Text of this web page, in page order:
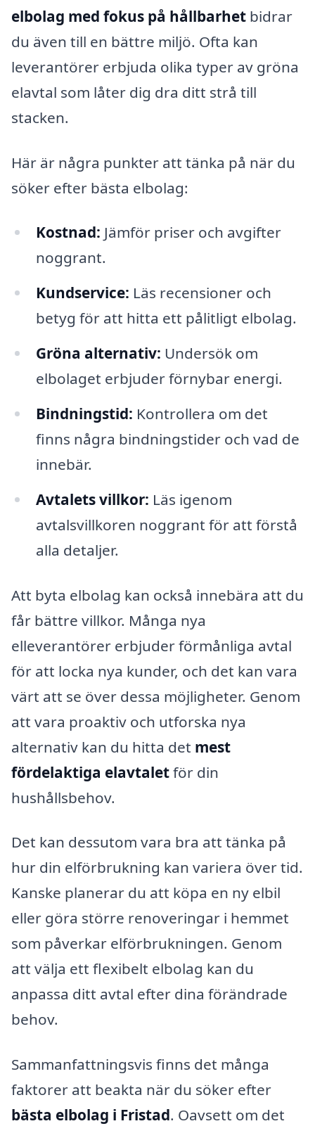
elbolag med fokus på hållbarhet bidrar
du även till en bättre miljö. Ofta kan
leverantörer erbjuda olika typer av gröna
elavtal som låter dig dra ditt strå till
stacken.
Här är några punkter att tänka på när du
söker efter bästa elbolag:
Kostnad: Jämför priser och avgifter
noggrant.
Kundservice: Läs recensioner och
betyg för att hitta ett pålitligt elbolag.
Gröna alternativ: Undersök om
elbolaget erbjuder förnybar energi.
Bindningstid: Kontrollera om det
finns några bindningstider och vad de
innebär.
Avtalets villkor: Läs igenom
avtalsvillkoren noggrant för att förstå
alla detaljer.
Att byta elbolag kan också innebära att du
får bättre villkor. Många nya
elleverantörer erbjuder förmånliga avtal
för att locka nya kunder, och det kan vara
värt att se över dessa möjligheter. Genom
att vara proaktiv och utforska nya
alternativ kan du hitta det mest
fördelaktiga elavtaletför din
hushållsbehov.
Det kan dessutom vara bra att tänka på
hur din elförbrukning kan variera över tid.
Kanske planerar du att köpa en ny elbil
eller göra större renoveringar i hemmet
som påverkar elförbrukningen. Genom
att välja ett flexibelt elbolag kan du
anpassa ditt avtal efter dina förändrade
behov.
Sammanfattningsvis finns det många
faktorer att beakta när du söker efter
bästa elbolag i Fristad. Oavsett om det